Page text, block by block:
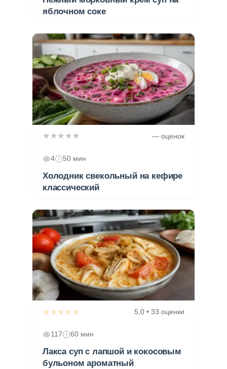
яблочном соке
★★★★★ — оценок
4 50 мин
Холодник свекольный на кефире
классический
★★★★★ 5,0 • 33 оценки
117 60 мин
Лакса суп с лапшой и кокосовым
бульоном ароматный